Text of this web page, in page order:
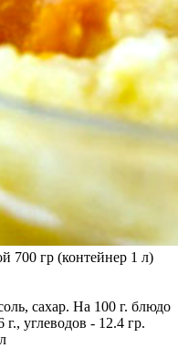
700 гр (контейнер 1 л)
сахар. На 100 г. блюдо
углеводов - 12.4 гр.